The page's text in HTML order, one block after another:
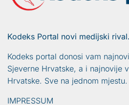
Kodeks Portal novi medijski rival.
Kodeks portal donosi vam
Sjeverne Hrvatske, a i najnovije
Hrvatske. Sve na jednom mjestu.
IMPRESSUM